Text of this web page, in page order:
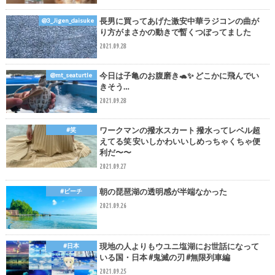
@3_Jigen_daisuke
長男に買ってあげた激安中華ラジコンの曲が
り方がまさかの動きで暫くつぼってました
2021.09.28
@mt_seaturtle
今日は子亀のお腹磨き🐢✨ どこかに飛んでい
きそう…
2021.09.28
#笑
ワークマンの撥水スカート 撥水ってレベル超
えてる笑 安いしかわいいしめっちゃくちゃ便
利だ〜〜
2021.09.27
#ビーチ 朝の琵琶湖の透明感が半端なかった
2021.09.26
#日本
現地の人よりもウユニ塩湖にお世話になって
いる国・日本 #鬼滅の刃 #無限列車編
2021.09.25